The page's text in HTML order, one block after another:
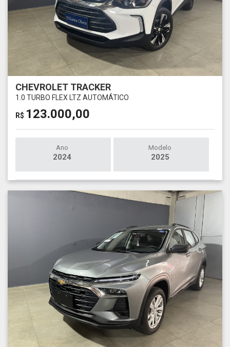
CHEVROLET TRACKER
1.0 TURBO FLEX LTZ AUTOMÁTICO
R$ 123.000,00
Ano
2024
Modelo
2025